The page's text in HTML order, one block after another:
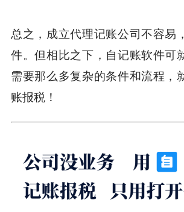
总之，成立代理记账公司不容易
件。但相比之下，自记账软件可
需要那么多复杂的条件和流程，
账报税！